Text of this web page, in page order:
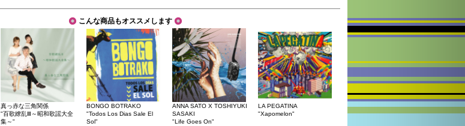
こんな商品もオススメします
真っ赤な三角関係
"百歌繚乱Ⅲ～昭和歌謡大全
集～"
BONGO BOTRAKO
"Todos Los Dias Sale El
Sol"
ANNA SATO X TOSHIYUKI
SASAKI
"Life Goes On"
LA PEGATINA
"Xapomelon"